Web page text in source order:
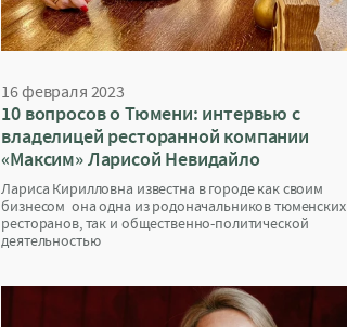
16 февраля 2023
10 вопросов о Тюмени: интервью с
владелицей ресторанной компании
«Максим» Ларисой Невидайло
Лариса Кирилловна известна в городе как своим
бизнесом она одна из родоначальников тюменских
ресторанов, так и общественно-политической
деятельностью